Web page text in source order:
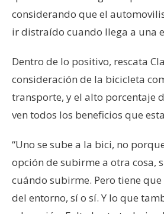
considerando que el
ir distraído cuando llega a una
Dentro de lo positivo, rescata
consideración de la bicicleta
transporte, y el alto porcentaje
ven todos los beneficios que
“Uno se sube a la bici, no
opción de subirme a otra cosa,
cuándo subirme. Pero tiene
del entorno, sí o sí. Y lo que